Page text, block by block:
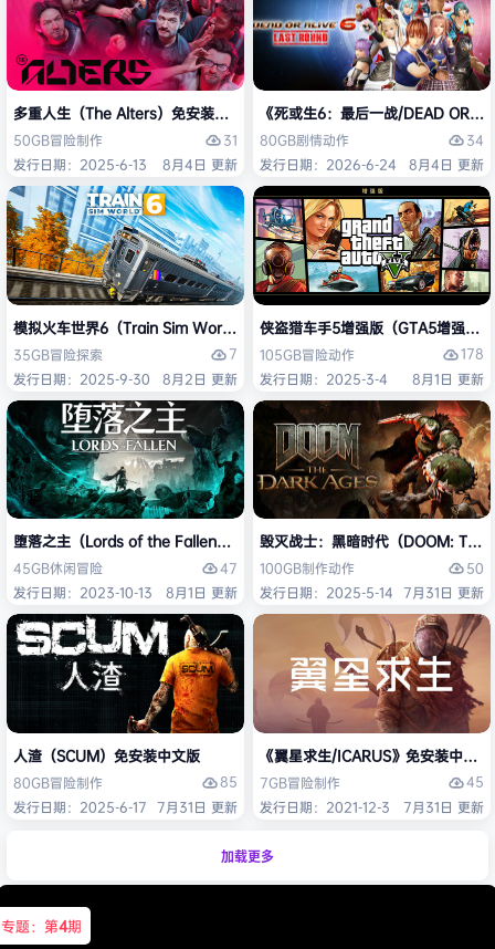
多重人生（The Alters）免安装中文版
50GB冒险制作
31
发行日期：2025-6-13
8月4日 更新
《死或生6：最后一战/DEAD OR
80GB剧情动作
34
发行日期：2026-6-24
8月4日 更新
模拟火车世界6（Train Sim World 6）免安装中文版
35GB冒险探索
7
发行日期：2025-9-30
8月2日 更新
侠盗猎车手5增强版（GTA5增强版
105GB冒险动作
178
发行日期：2025-3-4
8月1日 更新
堕落之主（Lords of the Fallen）免安装中文版
45GB休闲冒险
47
发行日期：2023-10-13
8月1日 更新
毁灭战士：黑暗时代（DOOM: The
100GB制作动作
50
发行日期：2025-5-14 7月31日 更新
人渣（SCUM）免安装中文版
80GB冒险制作
85
发行日期：2025-6-17 7月31日 更新
《翼星求生/ICARUS》免安装中文版
7GB冒险制作
45
发行日期：2021-12-3
7月31日 更新
加载更多
专题：第4期